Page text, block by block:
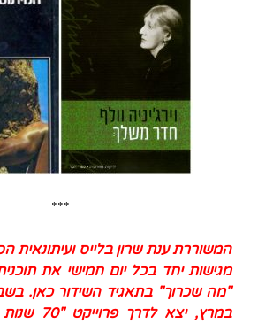
***
המשוררת ענת שרון בלייס ועיתונאית
מגישות יחד בכל יום חמישי את
במרץ, יצא